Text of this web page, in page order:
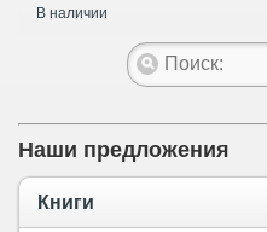
В наличии
Наши предложения
Книги